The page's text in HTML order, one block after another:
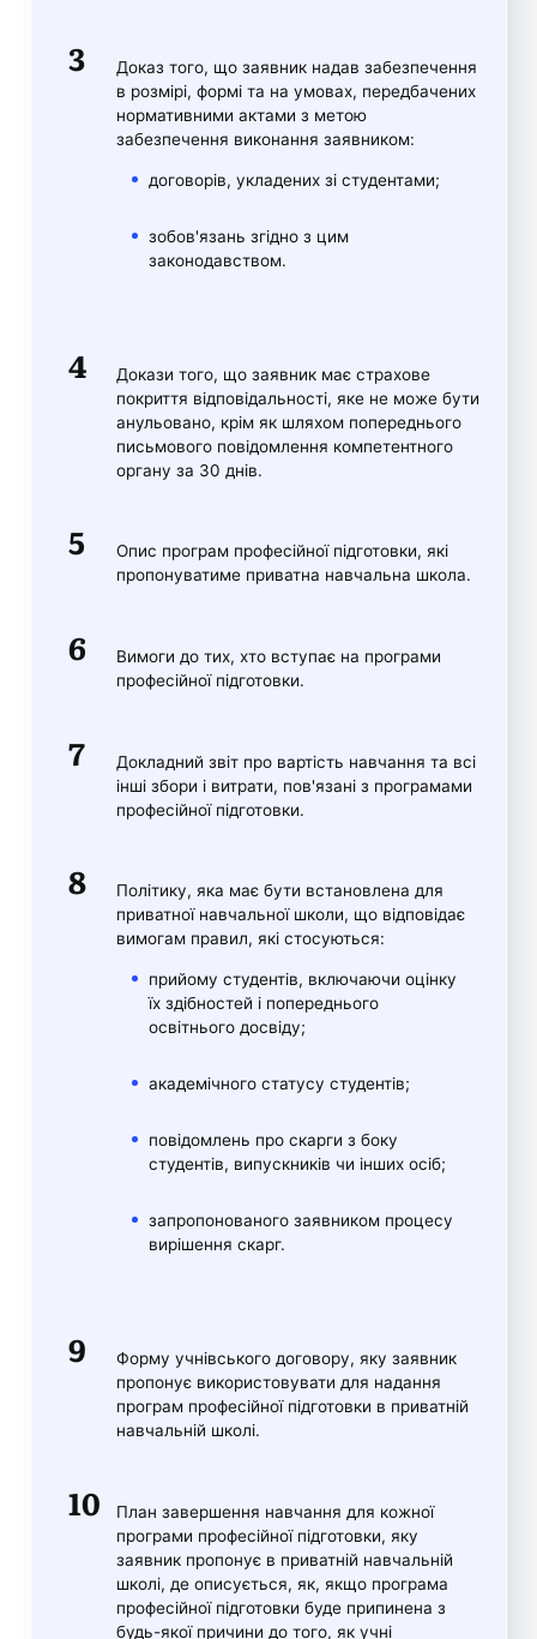
Доказ того, що заявник надав забезпечення
в розмірі, формі та на умовах, передбачених
нормативними актами з метою
забезпечення виконання заявником:
договорів, укладених зі студентами;
зобов'язань згідно з цим
законодавством.
Докази того, що заявник має страхове
покриття відповідальності, яке не може бути
анульовано, крім як шляхом попереднього
письмового повідомлення компетентного
органу за 30 днів.
Опис програм професійної підготовки, які
пропонуватиме приватна навчальна школа.
Вимоги до тих, хто вступає на програми
професійної підготовки.
Докладний звіт про вартість навчання та всі
інші збори і витрати, пов'язані з програмами
професійної підготовки.
Політику, яка має бути встановлена для
приватної навчальної школи, що відповідає
вимогам правил, які стосуються:
прийому студентів, включаючи оцінку
їх здібностей і попереднього
освітнього досвіду;
академічного статусу студентів;
повідомлень про скарги з боку
студентів, випускників чи інших осіб;
запропонованого заявником процесу
вирішення скарг.
Форму учнівського договору, яку заявник
пропонує використовувати для надання
програм професійної підготовки в приватній
навчальній школі.
План завершення навчання для кожної
програми професійної підготовки, яку
заявник пропонує в приватній навчальній
школі, де описується, як, якщо програма
професійної підготовки буде припинена з
будь-якої причини до того, як учні